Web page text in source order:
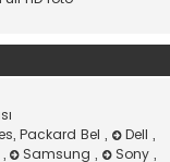
Packard Bel , Dell ,
, Samsung, Sony,